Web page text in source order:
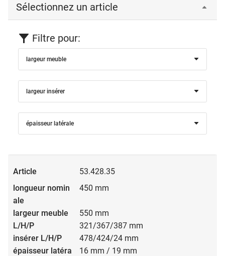
Sélectionnez un article
Filtre pour:
largeur meuble
largeur insérer
épaisseur latérale
53.428.35
450 mm
550 mm
321/367/387 mm
478/424/24 mm
16 mm / 19 mm